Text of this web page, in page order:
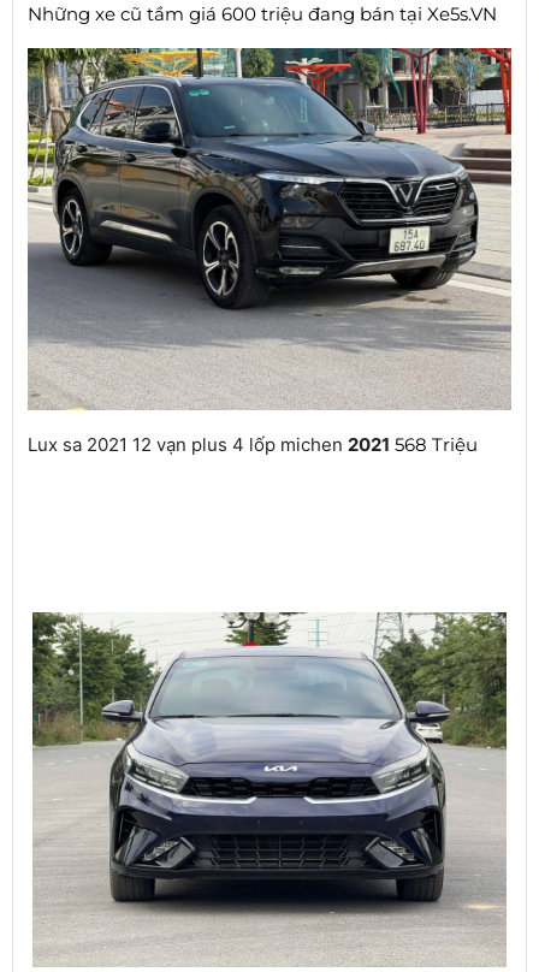
Những xe cũ tầm giá 600 triệu đang bán tại Xe5s.VN
Lux sa 2021 12 vạn plus 4 lốp michen 2021 568 Triệu